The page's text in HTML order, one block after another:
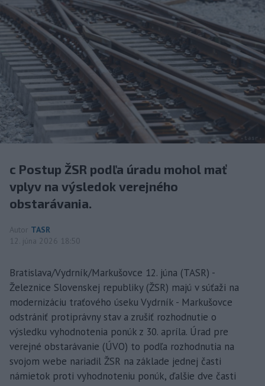
c Postup ŽSR podľa úradu mohol mať
vplyv na výsledok verejného
obstarávania.
Autor TASR
12. júna 2026 18:50
Bratislava/Vydrník/Markušovce 12. júna (TASR) -
Železnice Slovenskej republiky (ŽSR) majú v súťaži na
modernizáciu traťového úseku Vydrník - Markušovce
odstrániť protiprávny stav a zrušiť rozhodnutie o
výsledku vyhodnotenia ponúk z 30. apríla. Úrad pre
verejné obstarávanie (ÚVO) to podľa rozhodnutia na
svojom webe nariadil ŽSR na základe jednej časti
námietok proti vyhodnoteniu ponúk, ďalšie dve časti